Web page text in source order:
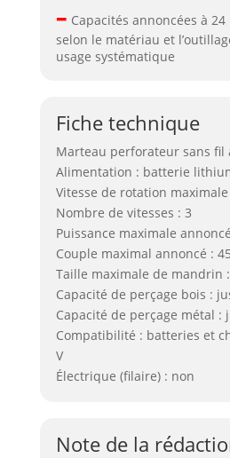
– Capacités annoncées à
selon le matériau et
usage systématique
Fiche technique
Marteau perforateur sans fil
Alimentation : batterie
Vitesse de rotation
Nombre de vitesses : 3
Puissance maximale
Couple maximal annoncé :
Taille maximale de mandrin
Capacité de perçage bois :
Capacité de perçage métal :
Compatibilité : batteries et
V
Électrique (filaire) : non
Note de la